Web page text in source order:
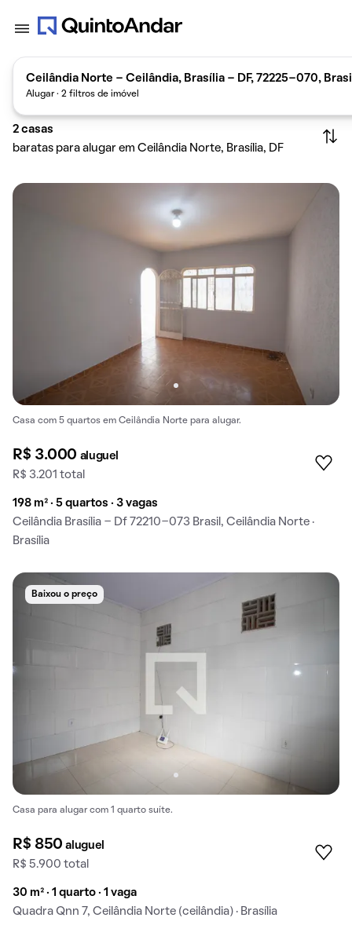
Ceilândia Norte - Ceilândia, Brasília - DF, 72225-070,
Alugar · 2 filtros de imóvel
2 casas
baratas para alugar em Ceilândia Norte, Brasília, DF
Casa com 5 quartos em Ceilândia Norte para alugar.
R$ 3.000 aluguel
R$ 3.201 total
198 m² · 5 quartos · 3 vagas
Ceilândia Brasília - Df 72210-073 Brasil, Ceilândia Norte ·
Brasília
Baixou o preço
Casa para alugar com 1 quarto suíte.
R$ 850aluguel
R$ 5.900 total
30 m² · 1 quarto · 1 vaga
Quadra Qnn 7, Ceilândia Norte (ceilândia) · Brasília